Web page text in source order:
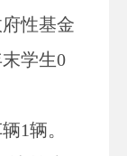
府性基金
学生0
1辆。